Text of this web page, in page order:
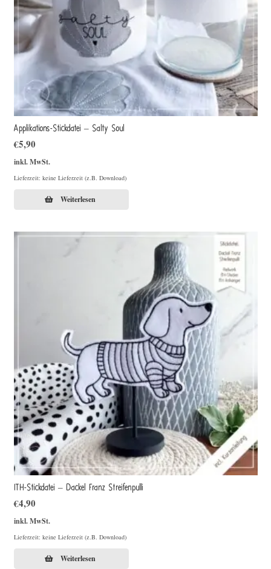
Applikations-Stickdatei – Salty Soul
€5,90
inkl. MwSt.
Lieferzeit: keine Lieferzeit (z.B. Download)
Weiterlesen
ITH-Stickdatei – Dackel Franz Streifenpulli
€4,90
inkl. MwSt.
Lieferzeit: keine Lieferzeit (z.B. Download)
Weiterlesen